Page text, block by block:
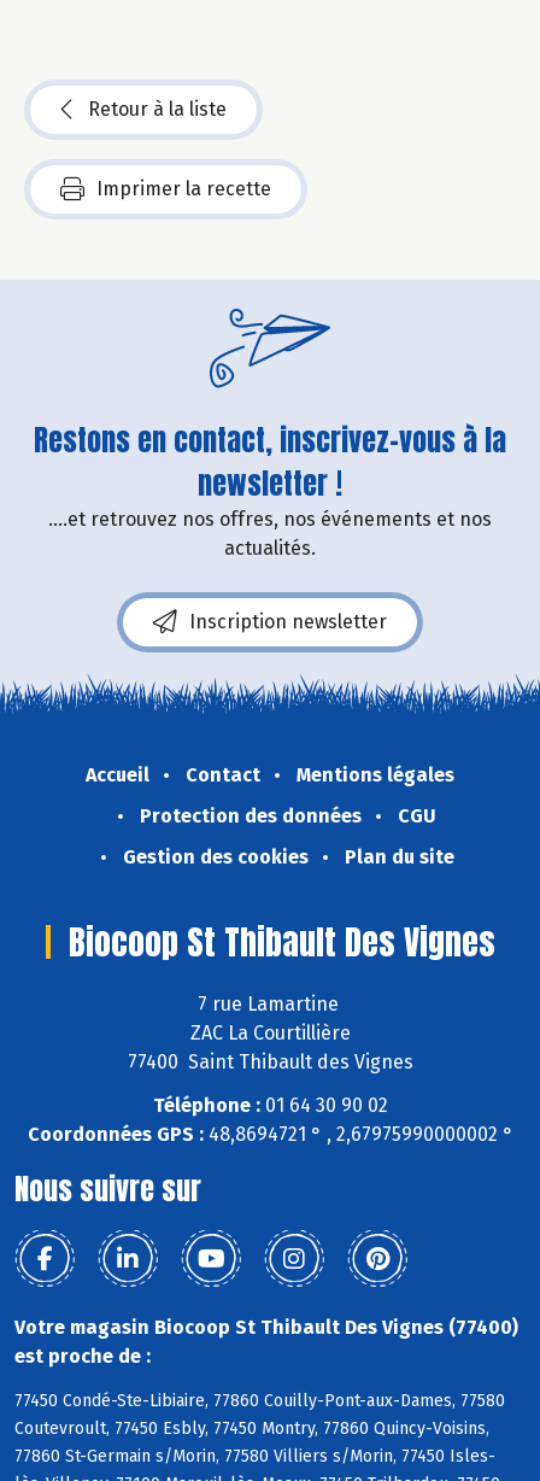
Retour à la liste
Imprimer la recette
Restons en contact, inscrivez-vous à la
newsletter !
....et retrouvez nos offres, nos événements et nos
actualités.
Inscription newsletter
Accueil Contact
Mentions légales
Protection des données
CGU
Gestion des cookies
Plan du site
Biocoop St Thibault Des Vignes
7 rue Lamartine
ZAC La Courtillière
77400 Saint Thibault des Vignes
Téléphone :01 64 30 90 02
Coordonnées GPS :48,8694721 ° , 2,67975990000002 °
Nous suivre sur
Votre magasin Biocoop St Thibault Des Vignes (77400)
est proche de :
77450 Condé-Ste-Libiaire, 77860 Couilly-Pont-aux-Dames, 77580
Coutevroult, 77450 Esbly, 77450 Montry, 77860 Quincy-Voisins,
77860 St-Germain s/Morin, 77580 Villiers s/Morin, 77450 Isles-